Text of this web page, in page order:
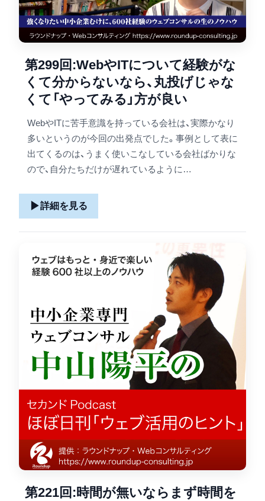
第299回:WebやITについて経験がな
くて分からないなら、丸投げじゃな
くて「やってみる」方が良い
WebやITに苦手意識を持っている会社は、実際かなり
多いというのが今回の出発点でした。事例として表に
出てくるのは、うまく使いこなしている会社ばかりな
ので、自分たちだけが遅れているように…
▶詳細を見る
第221回:時間が無いならまず時間を